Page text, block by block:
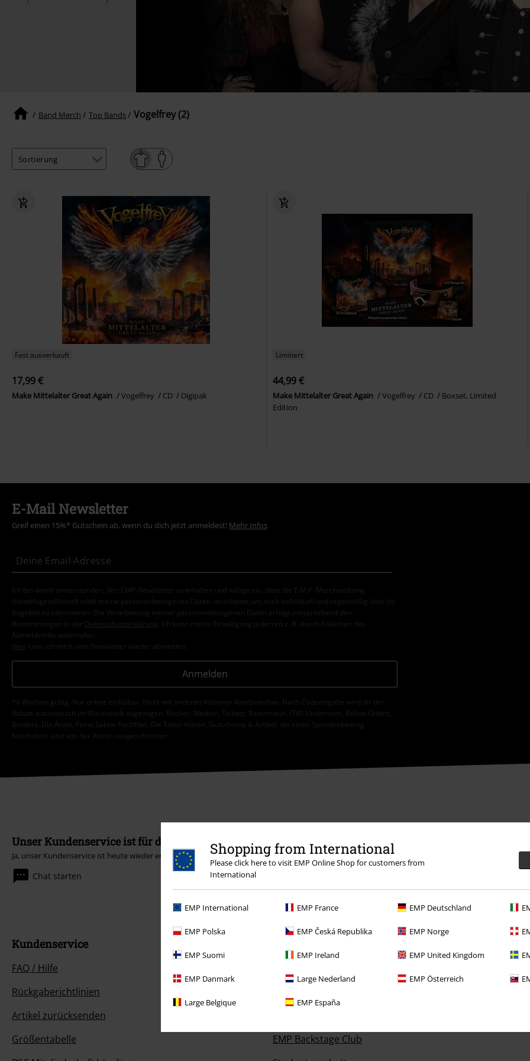
Shopping from International
Please click here to visit EMP Online Shop for customers from
International
EMP International EMP France EMP Deutschland
EMP Polska EMP Česká Republika EMP Norge
EMP Suomi EMP Ireland EMP United Kingdom
EMP Danmark Large Nederland EMP Österreich
Large Belgique EMP España
Band Merch Top Bands Vogelfrey (2)
Fast ausverkauft
17,99 €
Make Mittelalter Great Again Vogelfrey CD Digipak
Limitiert
44,99 €
Make Mittelalter Great Again Vogelfrey CD
Boxset, Limited
Edition
E-Mail Newsletter
Greif einen 15%* Gutschein ab, wenn du dich jetzt anmeldest! Mehr Infos
Ich bin damit einverstanden, den EMP-Newsletter zu erhalten und willige ein, dass die E.M.P. Merchandising
Handelsgesellschaft mbH meine personenbezogenen Daten verarbeitet um mich individuell und regelmäßig über ihr
Angebot zu informieren. Die Verarbeitung meiner personenbezogenen Daten erfolgt entsprechend den
Bestimmungen in der
Datenschutzerklärung
. Ich kann meine Einwilligung jederzeit z. B. durch Anklicken des
Abmeldelinks widerrufen.
Hier kann ich mich vom Newsletter wieder abmelden.
Anmelden
*4 Wochen gültig. Nur online einlösbar. Nicht mit anderen Aktionen kombinierbar. Nach Codeeingabe wird dir der
Rabatt automatisch im Warenkorb abgezogen. Bücher, Medien, Tickets, Rammstein, (Till) Lindemann, Böhse Onkelz,
Broilers, Die Ärzte, Feine Sahne Fischfilet, Die Toten Hosen, Gutscheine & Artikel, die einen Spendenbeitrag
beinhalten, sind von der Aktion ausgeschlossen.
Unser Kundenservice ist für dich da
Ja, unser Kundenservice ist heute wieder erreichbar von 09:00 Uhr bis 14:00 Uhr.Mehr Infos
Chat starten
Kundenservice
FAQ / Hilfe
Rückgaberichtlinien
Artikel zurücksenden
Größentabelle
EMP Backstage Club